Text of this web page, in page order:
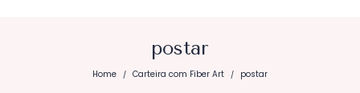
postar
Home / Carteira com Fiber Art / postar